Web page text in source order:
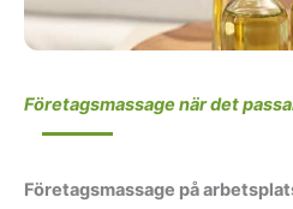
Företagsmassage när det
Företagsmassage på